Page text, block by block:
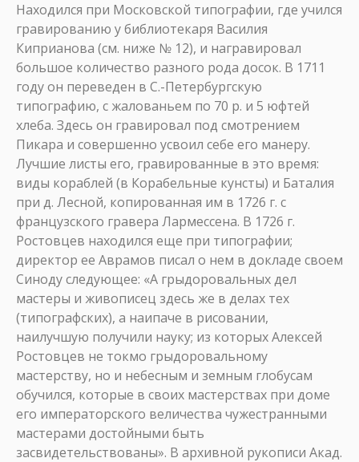
Находился при Московской типографии, где учился
гравированию y библиотекаря Василия
Киприанова (см. ниже № 12), и награвировал
большое количество разного рода досок. В 1711
году он переведен в С.-Петербургскую
типографию, с жалованьем по 70 р. и 5 юфтей
хлеба. Здесь он гравировал под смотрением
Пикара и совершенно усвоил себе его манеру.
Лучшие листы его, гравированные в это время:
виды кораблей (в Корабельные кунсты) и Баталия
при д. Лесной, копированная им в 1726 г. с
французского гравера Лармессена. В 1726 г.
Ростовцев находился еще при типографии;
директор ее Аврамов писал о нем в докладе своем
Синоду следующее: «А грыдоровальных дел
мастеры и живописец здесь же в делах тех
(типографских), a наипаче в рисовании,
наилучшую получили науку; из которых Алексей
Ростовцев не токмо грыдоровальному
мастерству, но и небесным и земным глобусам
обучился, которые в своих мастерствах при доме
его императорского величества чужестранными
мастерами достойными быть
засвидетельствованы». В архивной рукописи Акад.